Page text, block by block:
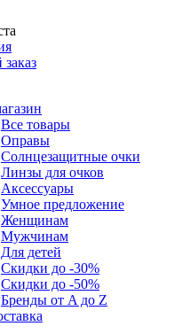
Все товары
Оправы
Солнцезащитные очки
Линзы для очков
Аксессуары
Умное предложение
Женщинам
Мужчинам
Для детей
Скидки до -30%
Скидки до -50%
Бренды от A до Z